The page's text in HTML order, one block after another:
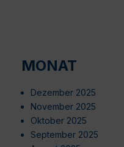
MONAT
Dezember 2025
November 2025
Oktober 2025
September 2025